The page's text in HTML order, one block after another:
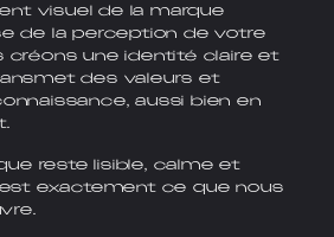
visuel de la marque
de la perception de votre
créons une identité claire et
des valeurs et
aussi bien en
reste lisible, calme et
exactement ce que nous